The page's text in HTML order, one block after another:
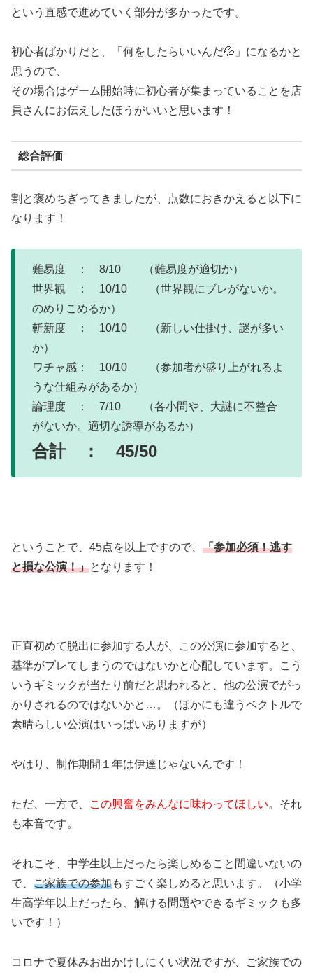
という直感で進めていく部分が多かったです。
初心者ばかりだと、「何をしたらいいんだ💦」になるかと
思うので、
その場合はゲーム開始時に初心者が集まっていることを店
員さんにお伝えしたほうがいいと思います！
総合評価
割と褒めちぎってきましたが、点数におきかえると以下に
なります！
難易度 ： 8/10 （難易度が適切か）
世界観 ： 10/10 （世界観にブレがないか。
のめりこめるか）
斬新度 ： 10/10 （新しい仕掛け、謎が多い
か）
ワチャ感： 10/10 （参加者が盛り上がれるよ
うな仕組みがあるか）
論理度 ： 7/10 （各小問や、大謎に不整合
がないか。適切な誘導があるか）
合計 ： 45/50
ということで、45点を以上ですので、 「参加必須！逃す
と損な公演！」となります！
正直初めて脱出に参加する人が、この公演に参加すると、
基準がブレてしまうのではないかと心配しています。こう
いうギミックが当たり前だと思われると、他の公演でがっ
かりされるのではないかと…。（ほかにも違うベクトルで
素晴らしい公演はいっぱいありますが）
やはり、制作期間１年は伊達じゃないんです！
ただ、一方で、 この興奮をみんなに味わってほしい。それ
も本音です。
それこそ、中学生以上だったら楽しめること間違いないの
で、 ご家族での参加もすごく楽しめると思います。（小学
生高学年以上だったら、解ける問題やできるギミックも多
いです！）
コロナで夏休みお出かけしにくい状況ですが、ご家族での